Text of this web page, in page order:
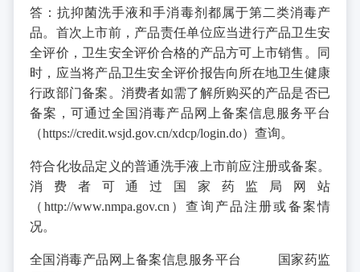
答：抗抑菌洗手液和手消毒剂都属于第二类消毒产
品。首次上市前，产品责任单位应当进行产品卫生安
全评价，卫生安全评价合格的产品方可上市销售。同
时，应当将产品卫生安全评价报告向所在地卫生健康
行政部门备案。消费者如需了解所购买的产品是否已
备案，可通过全国消毒产品网上备案信息服务平台
（https://credit.wsjd.gov.cn/xdcp/login.do）查询。
符合化妆品定义的普通洗手液上市前应注册或备案。
消费者可通过国家药监局网站
（http://www.nmpa.gov.cn）查询产品注册或备案情
况。
全国消毒产品网上备案信息服务平台 国家药监